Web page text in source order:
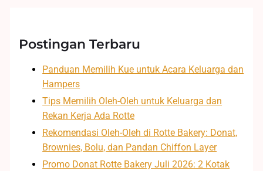
Postingan Terbaru
Panduan Memilih Kue untuk Acara Keluarga dan
Hampers
Tips Memilih Oleh-Oleh untuk Keluarga dan
Rekan Kerja Ada Rotte
Rekomendasi Oleh-Oleh di Rotte Bakery: Donat,
Brownies, Bolu, dan Pandan Chiffon Layer
Promo Donat Rotte Bakery Juli 2026: 2 Kotak